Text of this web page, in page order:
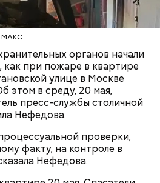
МАКС
органов начали
как при пожаре в квартире
улице в Москве
этом в среду, 20 мая,
пресс-службы столичной
Нефедова.
проверки,
факту, на контроле в
Нефедова.
деньги и возвращали
налоговой, Гасанов либо
еще несколькими счетами,
.
вернулись обратно,
ухудшилось самочувствие
в больницу,
скончался, — рассказывал